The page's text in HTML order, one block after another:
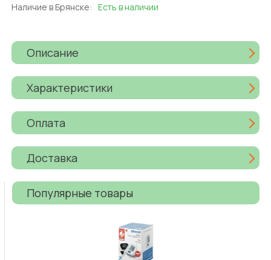
Наличие в Брянске: Есть в наличии
Описание
Характеристики
Оплата
Доставка
Популярные товары